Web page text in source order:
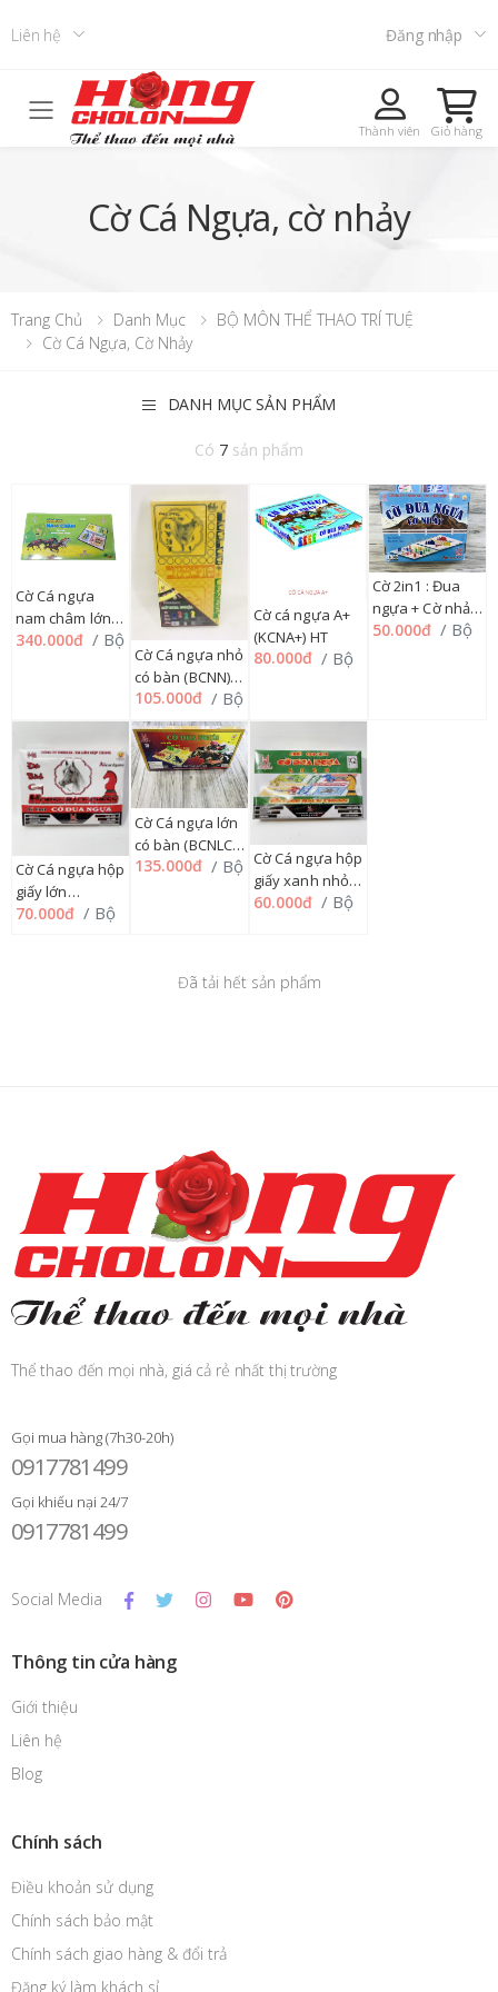
Liên hệ Đăng nhập
Toggle mobile menu Thành viên Giỏ hàng
Cờ Cá Ngựa, cờ nhảy
Trang Chủ Danh Mục
BỘ MÔN THỂ THAO TRÍ TUỆ
Cờ Cá Ngựa, Cờ Nhảy
DANH MỤC SẢN PHẨM
Có 7 sản phẩm
Cờ Cá ngựa
nam châm lớn
có bàn
340.000đ / Bộ
Cờ Cá ngựa nhỏ
có bàn (BCNN)
HT
105.000đ / Bộ
Cờ cá ngựa A+
(KCNA+) HT
80.000đ / Bộ
Cờ 2in1 : Đua
ngựa + Cờ nhảy
(KCNN) HT
50.000đ / Bộ
Cờ Cá ngựa hộp
giấy lớn
(KCNHGL) HT
70.000đ / Bộ
Cờ Cá ngựa lớn
có bàn (BCNLCC)
HT
135.000đ / Bộ Cờ Cá ngựa hộp
giấy xanh nhỏ
(KCNHX) HT
60.000đ / Bộ
Đã tải hết sản phẩm
Thể thao đến mọi nhà, giá cả rẻ nhất thị trường
Gọi mua hàng (7h30-20h)
0917781499
Gọi khiếu nại 24/7
0917781499
Social Media
Thông tin cửa hàng
Giới thiệu
Liên hệ
Blog
Chính sách
Điều khoản sử dụng
Chính sách bảo mật
Chính sách giao hàng & đổi trả
Đăng ký làm khách sỉ